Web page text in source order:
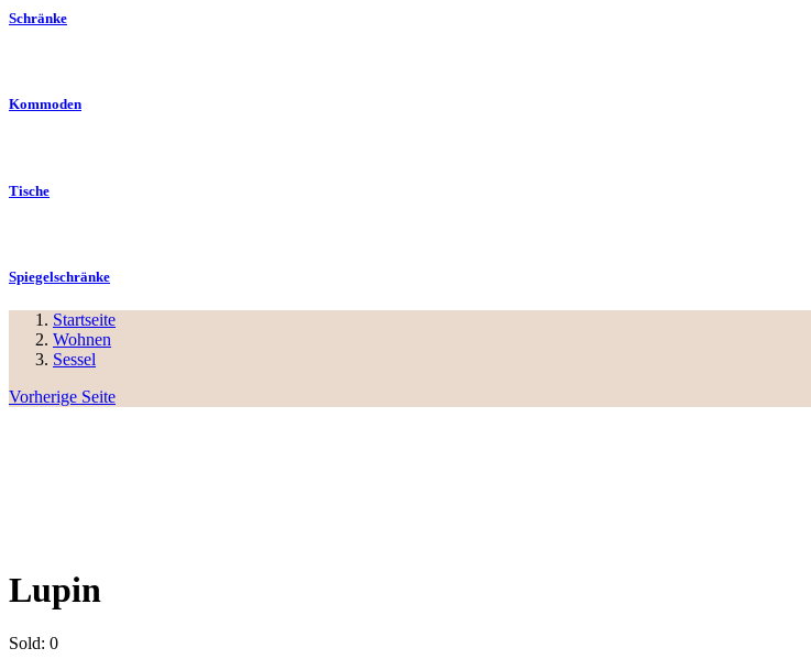
Schränke
Kommoden
Tische
Spiegelschränke
Startseite
Wohnen
Sessel
Vorherige Seite
Lupin
Sold: 0